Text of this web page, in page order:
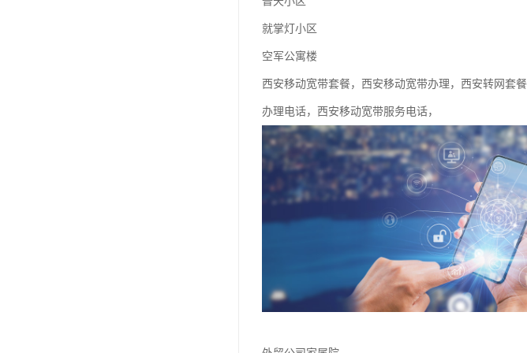
就掌灯小区
空军公寓楼
西安移动宽带套餐，西安移动宽带办理，西安转网套
办理电话，西安移动宽带服务电话，